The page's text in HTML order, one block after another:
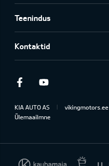
Teenindus
Kontaktid
Facebook
KIA AUTO AS vikingmotors.ee
Ülemaailmne